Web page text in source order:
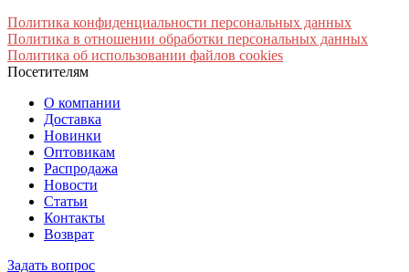
Политика конфиденциальности персональных данных
Политика в отношении обработки персональных данных
Политика об использовании файлов cookies
Посетителям
О компании
Доставка
Новинки
Оптовикам
Распродажа
Новости
Статьи
Контакты
Возврат
Задать вопрос